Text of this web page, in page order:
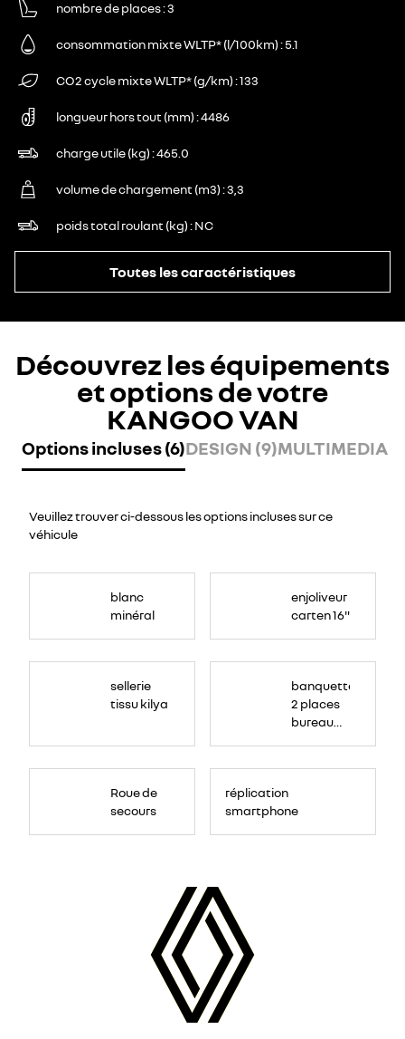
nombre de places 3
consommation mixte WLTP* (l/100km) 5.1
CO2 cycle mixte WLTP* (g/km) 133
longueur hors tout (mm) 4486
charge utile (kg) 465.0
volume de chargement (m3) 3,3
poids total roulant (kg) NC
Toutes les caractéristiques
Découvrez les équipements
et options de votre
KANGOO VAN
Options incluses (6)DESIGN (9)MULTIMEDIA
Veuillez trouver ci-dessous les options incluses sur ce
véhicule
blanc
minéral
enjoliveur
carten 16"
sellerie
tissu kilya
banquette
2 places
bureau
Roue de
secours
réplication
smartphone